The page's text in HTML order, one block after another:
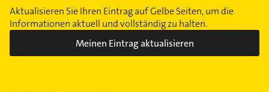
Aktualisieren Sie Ihren Eintrag auf Gelbe Seiten, um die
Informationen aktuell und vollständig zu halten.
Meinen Eintrag aktualisieren